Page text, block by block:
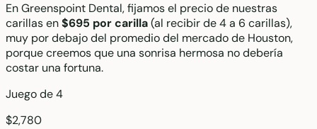
En Greenspoint Dental, fijamos el precio de nuestras
carillas en$695 por carilla(al recibir de 4 a 6 carillas),
muy por debajo del promedio del mercado de Houston,
porque creemos que una sonrisa hermosa no debería
costar una fortuna.
Juego de 4
$2,780